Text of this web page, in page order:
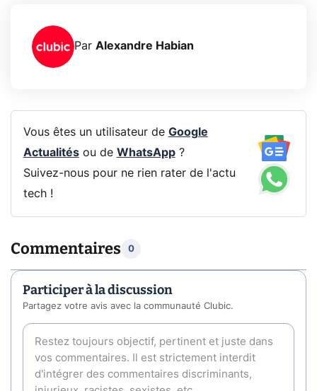
Par Alexandre Habian
Vous êtes un utilisateur de Google
Actualitésou de WhatsApp?
Suivez-nous pour ne rien rater de l'actu
tech !
Commentaires 0
Participer à la discussion
Partagez votre avis avec la communauté Clubic.